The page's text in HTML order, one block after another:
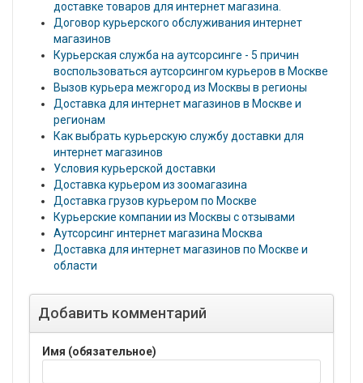
доставке товаров для интернет магазина.
Договор курьерского обслуживания интернет
магазинов
Курьерская служба на аутсорсинге - 5 причин
воспользоваться аутсорсингом курьеров в Москве
Вызов курьера межгород из Москвы в регионы
Доставка для интернет магазинов в Москве и
регионам
Как выбрать курьерскую службу доставки для
интернет магазинов
Условия курьерской доставки
Доставка курьером из зоомагазина
Доставка грузов курьером по Москве
Курьерские компании из Москвы с отзывами
Аутсорсинг интернет магазина Москва
Доставка для интернет магазинов по Москве и
области
Добавить комментарий
Имя (обязательное)